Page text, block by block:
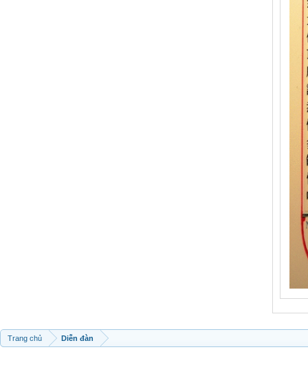
Trang chủ Diễn đàn